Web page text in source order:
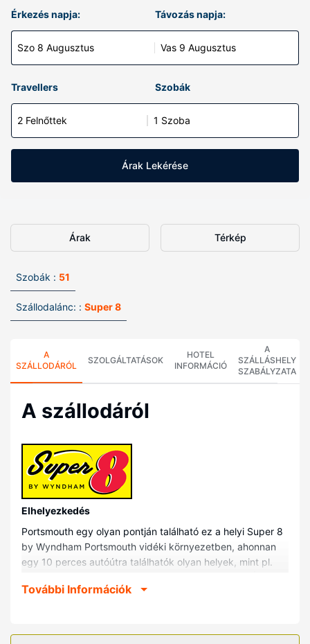
Érkezés napja:
Szo 8 Augusztus
Távozás napja:
Vas 9 Augusztus
Travellers Szobák
2 Felnőttek 1 Szoba
Árak Lekérése
Árak Térkép
Szobák : 51
Szállodalánc: : Super 8
A
SZÁLLODÁRÓL
SZOLGÁLTATÁSOK
HOTEL
INFORMÁCIÓ
A
SZÁLLÁSHELY
SZABÁLYZATA
A szállodáról
Elhelyezkedés
Portsmouth egy olyan pontján található ez a helyi Super 8
by Wyndham Portsmouth vidéki környezetben, ahonnan
egy 10 perces autóútra találhatók olyan helyek, mint pl.
Egyetem. Ez a helyi motel kb. 7,5 km-re található
További Információk